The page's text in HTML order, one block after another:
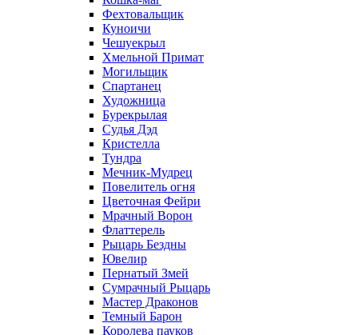
Фехтовальщик
Куноичи
Чешуекрыл
Хмельной Примат
Могильщик
Спартанец
Художница
Бурекрылая
Судья Дэд
Кристелла
Тундра
Мечник-Мудрец
Повелитель огня
Цветочная Фейри
Мрачный Ворон
Флаттерель
Рыцарь Бездны
Ювелир
Пернатый Змей
Сумрачный Рыцарь
Мастер Драконов
Темный Барон
Королева пауков